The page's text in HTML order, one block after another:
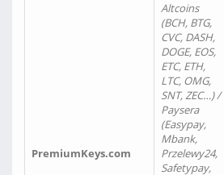
PremiumKeys.com
Altcoins
(BCH, BTG,
CVC, DASH,
DOGE, EOS,
ETC, ETH,
LTC, OMG,
SNT, ZEC…) /
Paysera
(Easypay,
Mbank,
Przelewy24,
Safetypay,